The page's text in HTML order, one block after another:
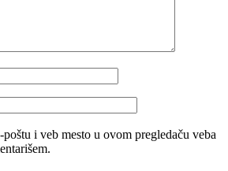
i veb mesto u ovom pregledaču veba